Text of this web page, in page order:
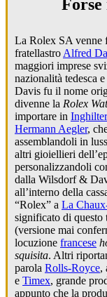
Forse
La Rolex SA venne
fratellastro Alfred
maggiori imprese
nazionalità tedesca
Davis fu il nome
divenne la Rolex
importare in
Hermann Aegler,
assemblandoli in
altri gioiellieri
personalizzandoli
dalla Wilsdorf &
all’interno della
“Rolex” a La
significato di questo
(versione mai
locuzione francese
squisita. Altri
parola Rolls-Royce,
e Timex, grande
appunto che la